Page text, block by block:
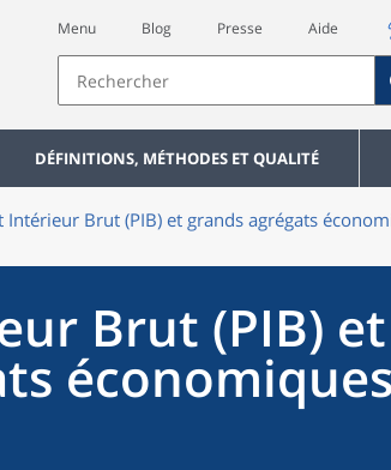
Menu Blog Presse Aide
DÉFINITIONS, MÉTHODES ET QUALITÉ
Intérieur Brut (PIB) et grands agrégats
Brut (PIB) et
économiques